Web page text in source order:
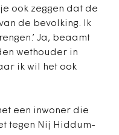
ook zeggen dat de
de bevolking. Ik
Ja, beaamt
wethouder in
ik wil het ook
een inwoner die
tegen Nij Hiddum-